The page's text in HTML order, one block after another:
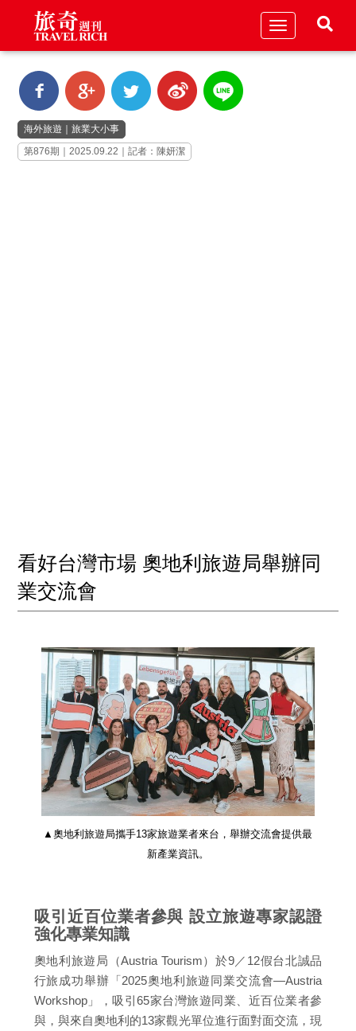
Toggle
海外旅遊 ｜旅業大小事
第876期｜2025.09.22｜記者：陳妍潔
看好台灣市場 奧地利旅遊局舉辦同
業交流會
▲奧地利旅遊局攜手13家旅遊業者來台，舉辦交流會提供最
新產業資訊。
吸引近百位業者參與 設立旅遊專家認證
強化專業知識
奧地利旅遊局（Austria Tourism）於9／12假台北誠品
行旅成功舉辦「2025奧地利旅遊同業交流會—Austria
Workshop」，吸引65家台灣旅遊同業、近百位業者參
與，與來自奧地利的13家觀光單位進行面對面交流，現